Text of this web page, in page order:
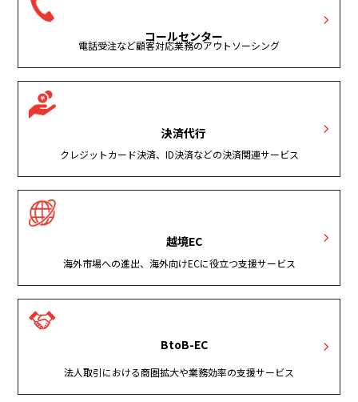
コールセンター
電話受注など顧客対応業務のアウトソーシング
決済代行
クレジットカード決済、ID決済などの決済関連サービス
越境EC
海外市場への進出、海外向けECに役立つ支援サービス
BtoB-EC
法人取引における商圏拡大や業務効率の支援サービス